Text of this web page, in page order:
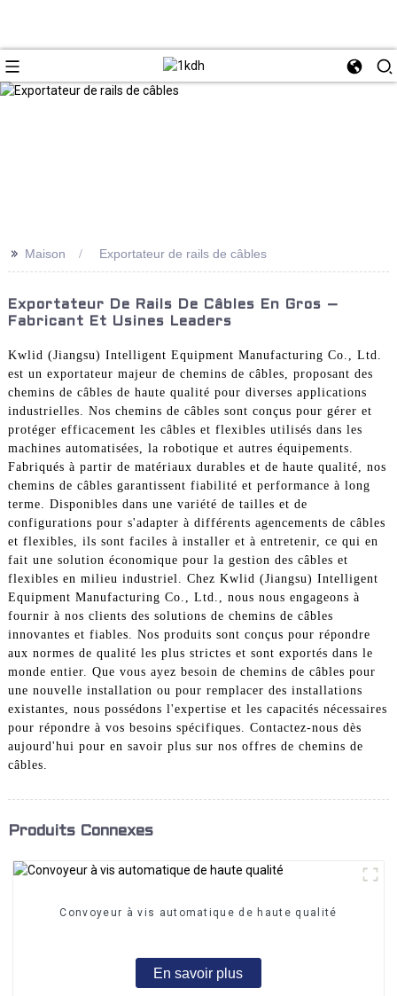
>> Maison Exportateur de rails de câbles
Exportateur De Rails De Câbles En Gros –
Fabricant Et Usines Leaders
Kwlid (Jiangsu) Intelligent Equipment Manufacturing Co., Ltd.
est un exportateur majeur de chemins de câbles, proposant des
chemins de câbles de haute qualité pour diverses applications
industrielles. Nos chemins de câbles sont conçus pour gérer et
protéger efficacement les câbles et flexibles utilisés dans les
machines automatisées, la robotique et autres équipements.
Fabriqués à partir de matériaux durables et de haute qualité, nos
chemins de câbles garantissent fiabilité et performance à long
terme. Disponibles dans une variété de tailles et de
configurations pour s'adapter à différents agencements de câbles
et flexibles, ils sont faciles à installer et à entretenir, ce qui en
fait une solution économique pour la gestion des câbles et
flexibles en milieu industriel. Chez Kwlid (Jiangsu) Intelligent
Equipment Manufacturing Co., Ltd., nous nous engageons à
fournir à nos clients des solutions de chemins de câbles
innovantes et fiables. Nos produits sont conçus pour répondre
aux normes de qualité les plus strictes et sont exportés dans le
monde entier. Que vous ayez besoin de chemins de câbles pour
une nouvelle installation ou pour remplacer des installations
existantes, nous possédons l'expertise et les capacités nécessaires
pour répondre à vos besoins spécifiques. Contactez-nous dès
aujourd'hui pour en savoir plus sur nos offres de chemins de
câbles.
Produits Connexes
Convoyeur à vis automatique de haute qualité
En savoir plus